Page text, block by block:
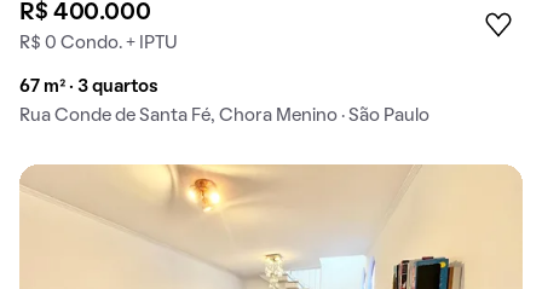
R$ 400.000
R$ 0 Condo. + IPTU
67 m² · 3 quartos
Rua Conde de Santa Fé, Chora Menino · São Paulo